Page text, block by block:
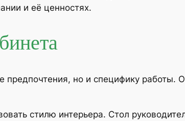
и её ценностях.
но и специфику работы.
стилю интерьера. Стол